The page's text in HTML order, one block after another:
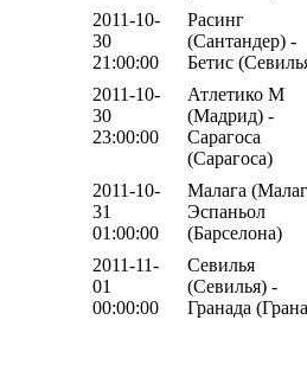
2011-10-
30
21:00:00
Расинг
(Сантандер) -
Бетис
2011-10-
30
23:00:00
Атлетико М
(Мадрид) -
Сарагоса
(Сарагоса)
2011-10-
31
01:00:00
Малага
Эспаньол
(Барселона)
2011-11-
01
00:00:00
Севилья
(Севилья) -
Гранада